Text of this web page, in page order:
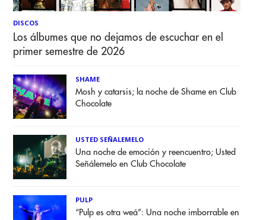
DISCOS
Los álbumes que no dejamos de escuchar en el
primer semestre de 2026
SHAME
Mosh y catarsis; la noche de Shame en Club
Chocolate
USTED SEÑALEMELO
Una noche de emoción y reencuentro; Usted
Señálemelo en Club Chocolate
PULP
“Pulp es otra weá”: Una noche imborrable en